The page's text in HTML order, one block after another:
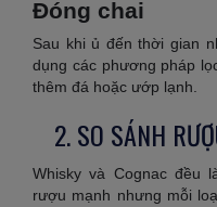
Đóng chai
Sau khi ủ đến thời gian
dụng các phương pháp
thêm đá hoặc ướp lạnh.
2. SO SÁNH
Whisky và Cognac đều
rượu mạnh nhưng mỗi